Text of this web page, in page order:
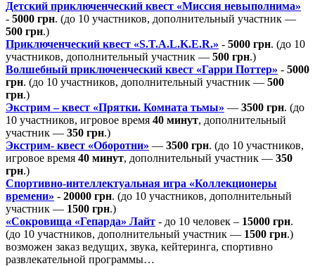
Детский приключенческий квест «Миссия невыполнима»
- 5000 грн. (до 10 участников, дополнительный участник —
500 грн.)
Приключенческий квест «S.T.A.L.K.E.R.» - 5000 грн. (до 10
участников, дополнительный участник — 500 грн.)
Волшебный приключенческий квест «Гарри Поттер» - 5000
грн. (до 10 участников, дополнительный участник — 500
грн.)
Экстрим – квест «Прятки. Комната тьмы» — 3500 грн. (до
10 участников, игровое время 40 минут, дополнительный
участник — 350 грн.)
Экстрим- квест «Оборотни» — 3500 грн. (до 10 участников,
игровое время 40 минут, дополнительный участник — 350
грн.)
Спортивно-интеллектуальная игра «Коллекционеры
времени» - 20000 грн. (до 10 участников, дополнительный
участник — 1500 грн.)
«Сокровища «Гепарда» Лайт - до 10 человек – 15000 грн.
(до 10 участников, дополнительный участник — 1500 грн.)
возможен заказ ведущих, звука, кейтеринга, спортивно
развлекательной программы…